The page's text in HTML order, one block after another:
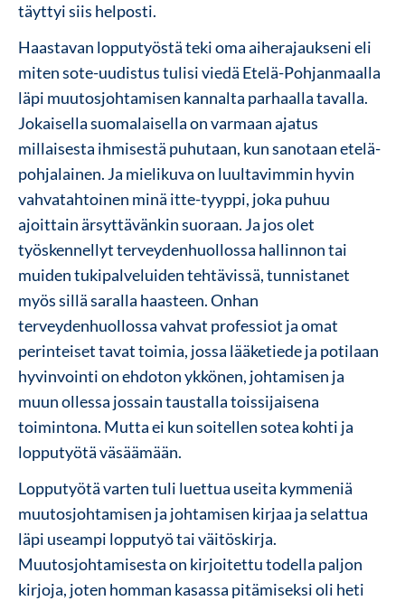
täyttyi siis helposti.
Haastavan lopputyöstä teki oma aiherajaukseni eli
miten sote-uudistus tulisi viedä Etelä-Pohjanmaalla
läpi muutosjohtamisen kannalta parhaalla tavalla.
Jokaisella suomalaisella on varmaan ajatus
millaisesta ihmisestä puhutaan, kun sanotaan etelä-
pohjalainen. Ja mielikuva on luultavimmin hyvin
vahvatahtoinen minä itte-tyyppi, joka puhuu
ajoittain ärsyttävänkin suoraan. Ja jos olet
työskennellyt terveydenhuollossa hallinnon tai
muiden tukipalveluiden tehtävissä, tunnistanet
myös sillä saralla haasteen. Onhan
terveydenhuollossa vahvat professiot ja omat
perinteiset tavat toimia, jossa lääketiede ja potilaan
hyvinvointi on ehdoton ykkönen, johtamisen ja
muun ollessa jossain taustalla toissijaisena
toimintona. Mutta ei kun soitellen sotea kohti ja
lopputyötä väsäämään.
Lopputyötä varten tuli luettua useita kymmeniä
muutosjohtamisen ja johtamisen kirjaa ja selattua
läpi useampi lopputyö tai väitöskirja.
Muutosjohtamisesta on kirjoitettu todella paljon
kirjoja, joten homman kasassa pitämiseksi oli heti